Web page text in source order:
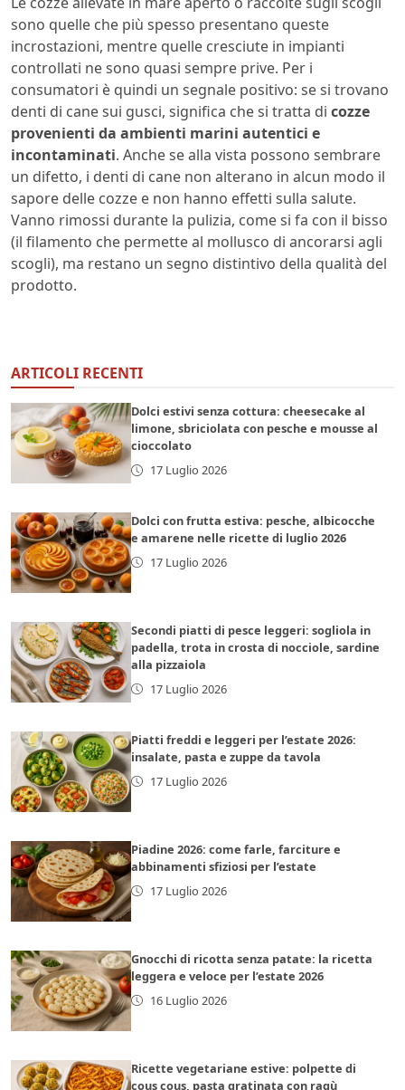
sono quelle che più spesso presentano queste
incrostazioni, mentre quelle cresciute in impianti
controllati ne sono quasi sempre prive. Per i
consumatori è quindi un segnale positivo: se si trovano
denti di cane sui gusci, significa che si tratta di cozze
provenienti da ambienti marini autentici e
incontaminati. Anche se alla vista possono sembrare
un difetto, i denti di cane non alterano in alcun modo il
sapore delle cozze e non hanno effetti sulla salute.
Vanno rimossi durante la pulizia, come si fa con il bisso
(il filamento che permette al mollusco di ancorarsi agli
scogli), ma restano un segno distintivo della qualità del
prodotto.
ARTICOLI RECENTI
Dolci estivi senza cottura: cheesecake al
limone, sbriciolata con pesche e mousse al
cioccolato
17 Luglio 2026
Dolci con frutta estiva: pesche, albicocche
e amarene nelle ricette di luglio 2026
17 Luglio 2026
Secondi piatti di pesce leggeri: sogliola in
padella, trota in crosta di nocciole, sardine
alla pizzaiola
17 Luglio 2026
Piatti freddi e leggeri per l’estate 2026:
insalate, pasta e zuppe da tavola
17 Luglio 2026
Piadine 2026: come farle, farciture e
abbinamenti sfiziosi per l’estate
17 Luglio 2026
Gnocchi di ricotta senza patate: la ricetta
leggera e veloce per l’estate 2026
16 Luglio 2026
Ricette vegetariane estive: polpette di
cous cous, pasta gratinata con ragù